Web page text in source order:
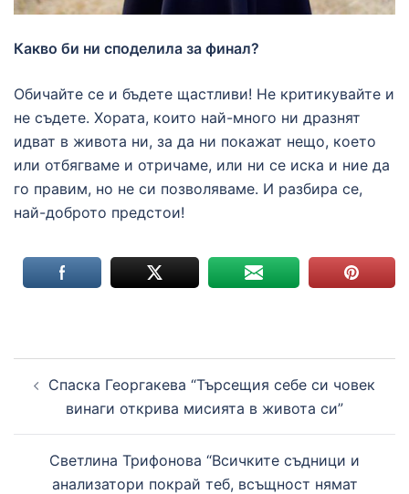
Какво би ни споделила за финал?
Обичайте се и бъдете щастливи! Не критикувайте и
не съдете. Хората, които най-много ни дразнят
идват в живота ни, за да ни покажат нещо, което
или отбягваме и отричаме, или ни се иска и ние да
го правим, но не си позволяваме. И разбира се,
най-доброто предстои!
navigation
Спаска Георгакева “Търсещия себе си човек
винаги открива мисията в живота си”
Светлина Трифонова “Всичките съдници и
анализатори покрай теб, всъщност нямат